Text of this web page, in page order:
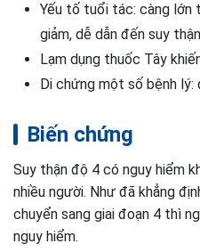
Yếu tố tuổi tác: càng lớn
giảm, dễ dẫn đến suy thận
Lạm dụng thuốc Tây
Di chứng một số bệnh lý:
Biến chứng
Suy thận độ 4 có nguy hiểm
nhiều người. Như đã khẳng
chuyển sang giai đoạn 4 thì
nguy hiểm.